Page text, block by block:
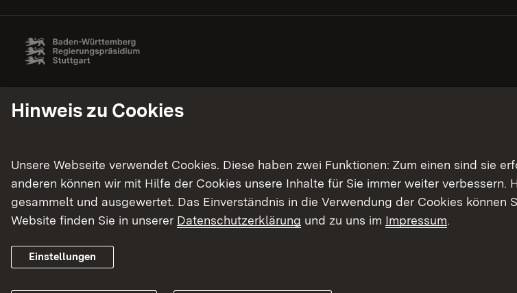
Hinweis zu Cookies
Unsere Webseite verwendet Cookies. Diese haben zwei Funktionen: Zum einen sind sie
anderen können wir mit Hilfe der Cookies unsere Inhalte für Sie immer weiter
gesammelt und ausgewertet. Das Einverständnis in die Verwendung der Cookies
Website finden Sie in unserer Datenschutzerklärung und zu uns im Impressum.
Einstellungen